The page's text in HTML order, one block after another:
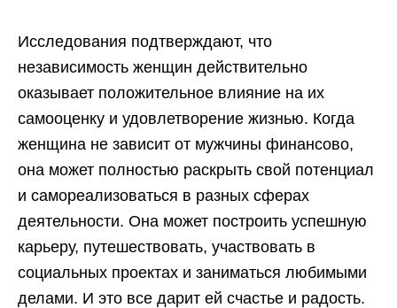
Исследования подтверждают, что
независимость женщин действительно
оказывает положительное влияние на их
самооценку и удовлетворение жизнью. Когда
женщина не зависит от мужчины финансово,
она может полностью раскрыть свой потенциал
и самореализоваться в разных сферах
деятельности. Она может построить успешную
карьеру, путешествовать, участвовать в
социальных проектах и заниматься любимыми
делами. И это все дарит ей счастье и радость.